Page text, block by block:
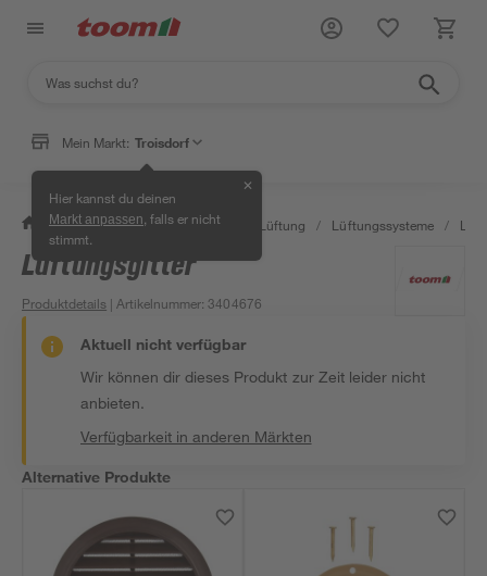
Mein Markt: Troisdorf
Hier kannst du deinen
Markt anpassen , falls er nicht
stimmt.
✕
/ Bauen & Renovieren / Klima & Lüftung / Lüftungssysteme /
Lüftungsgitter
Produktdetails | Artikelnummer:3404676
Aktuell nicht verfügbar
Wir können dir dieses Produkt zur Zeit leider nicht
anbieten.
Verfügbarkeit in anderen Märkten
Alternative Produkte